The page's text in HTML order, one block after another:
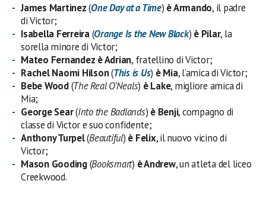
James Martinez(One Day at a Time) è Armando, il padre
di Victor;
Isabella Ferreira(Orange Is the New Black) è Pilar, la
sorella minore di Victor;
Mateo Fernandez è Adrian, fratellino di Victor;
Rachel Naomi Hilson(This is Us) è Mia, l’amica di Victor;
Bebe Wood(The Real O’Neals) è Lake, migliore amica di
Mia;
George Sear(Into the Badlands) è Benji, compagno di
classe di Victor e suo confidente;
Anthony Turpel(Beautiful) è Felix, il nuovo vicino di
Victor;
Mason Gooding(Booksmart) è Andrew, un atleta del liceo
Creekwood.